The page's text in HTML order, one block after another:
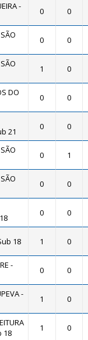
-
0 0
0 0
1 0
DO
0 0
21
0 0
0 1
0 0
0 0
18 1 0
-
0 0
-
1 0
18
1 0